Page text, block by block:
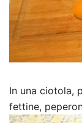
In una ciotola,
fettine,